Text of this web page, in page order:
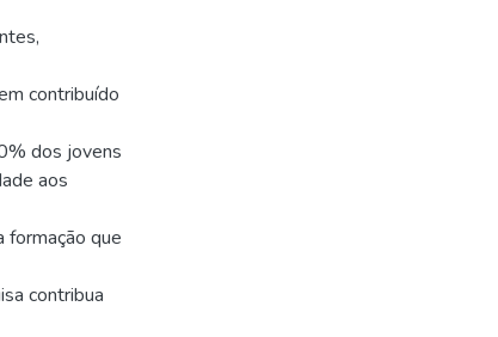
contribuído
dos jovens
aos
formação que
contribua